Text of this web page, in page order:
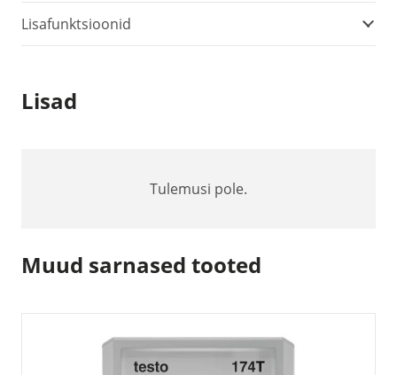
Lisafunktsioonid
Lisad
Tulemusi pole.
Muud sarnased tooted